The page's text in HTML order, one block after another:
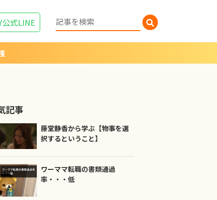
公式LINE
記事
藤堂静香から学ぶ【物事を選
択するということ】
ワーママ転職の書類通過
率・・・低